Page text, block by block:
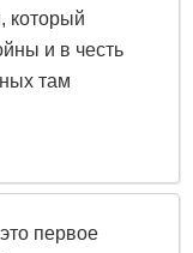
который
и в честь
там
первое